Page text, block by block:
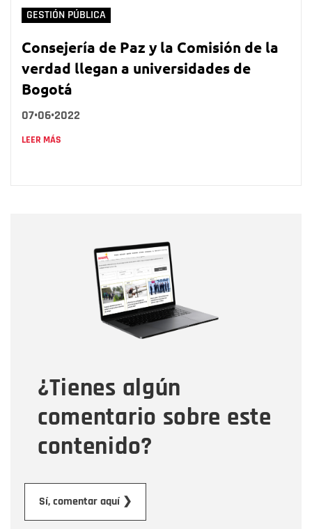
GESTIÓN PÚBLICA
Consejería de Paz y la Comisión de la
verdad llegan a universidades de
Bogotá
07•06•2022
LEER MÁS
¿Tienes algún
comentario sobre este
contenido?
Sí, comentar aquí ❯
Correo electrónico
Tipo de comentario
Mensaje